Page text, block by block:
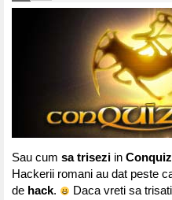
Sau cum sa trisezi in
Hackerii romani au dat peste
de hack.
Daca vreti sa